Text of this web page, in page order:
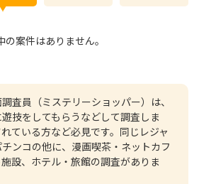
の案件はありません。
査員（ミステリーショッパー）は、
技をしてもらうなどして調査しま
ている方など必見です。同じレジャ
ンコの他に、漫画喫茶・ネットカフ
設、ホテル・旅館の調査がありま